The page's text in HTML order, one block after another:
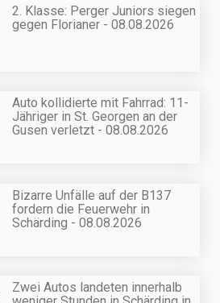
2. Klasse: Perger Juniors siegen
gegen Florianer - 08.08.2026
Auto kollidierte mit Fahrrad: 11-
Jähriger in St. Georgen an der
Gusen verletzt - 08.08.2026
Bizarre Unfälle auf der B137
fordern die Feuerwehr in
Schärding - 08.08.2026
Zwei Autos landeten innerhalb